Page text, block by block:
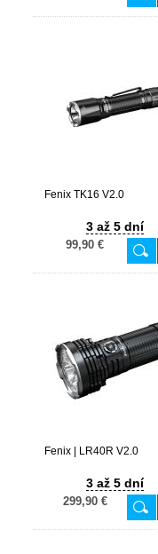
Fenix TK16 V2.0
3 až 5 dní
99,90 €
Fenix | LR40R V2.0
3 až 5 dní
299,90 €